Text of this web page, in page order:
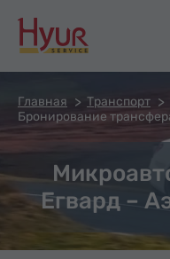
Главная Транспорт
Бронирование
Егвард –